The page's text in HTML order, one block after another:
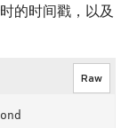
的时间戳，以及
Raw